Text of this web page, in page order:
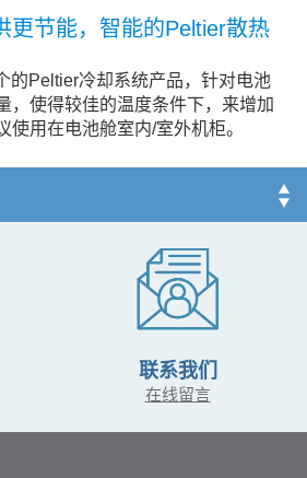
更节能，智能的Peltier散热
的Peltier冷却系统产品，针对电池
，使得较佳的温度条件下，来增加
使用在电池舱室内/室外机柜。
联系我们
在线留言